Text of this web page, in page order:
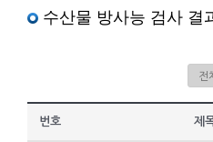
수산물 방사능 검사 결
번호 제